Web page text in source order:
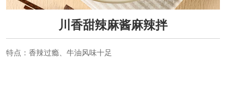
川香甜辣麻酱麻辣拌
特点：香辣过瘾、牛油风味十足